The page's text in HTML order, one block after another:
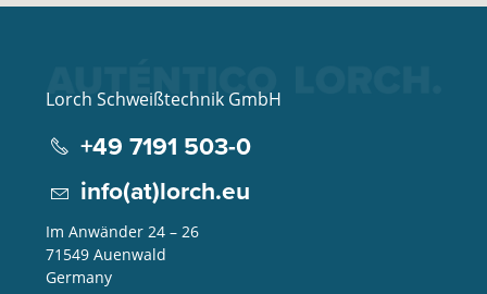
Lorch Schweißtechnik GmbH
+49 7191 503-0
info(at)lorch.eu
Im Anwänder 24 – 26
71549 Auenwald
Germany